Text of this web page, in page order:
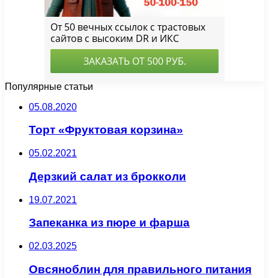
Популярные статьи
05.08.2020
Торт «Фруктовая корзина»
05.02.2021
Дерзкий салат из брокколи
19.07.2021
Запеканка из пюре и фарша
02.03.2025
Овсяноблин для правильного питания